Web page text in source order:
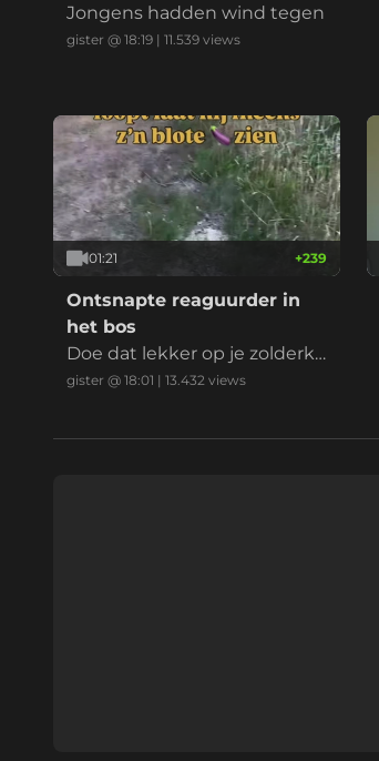
Jongens hadden wind tegen
gister @ 18:19 | 11.539 views
01:21 +239
Ontsnapte reaguurder in
het bos
Doe dat lekker op je zolderka
mer mafkees
gister @ 18:01 | 13.432 views